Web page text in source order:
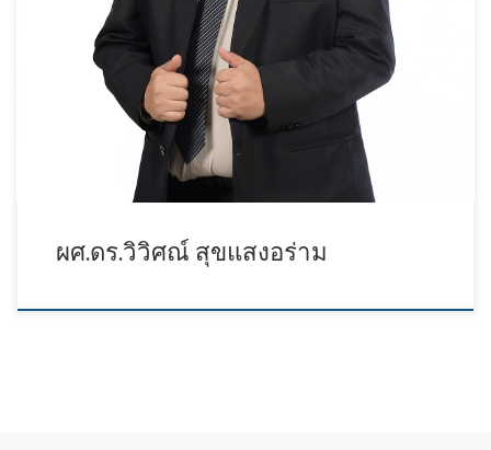
โทรศัพท์: 08-63222642 อีเมล์ wiwit.suk@mail.pbru.ac.th
ผศ.ดร.วิวิศณ์ สุขแสงอร่าม